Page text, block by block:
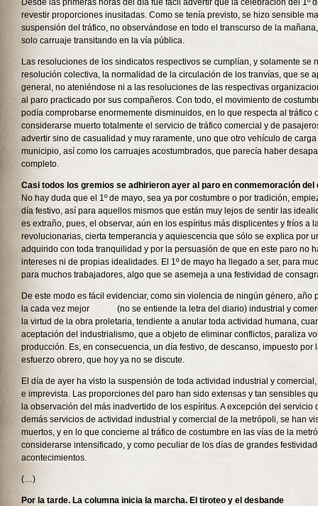
Desde las primeras horas del día fue fácil advertir que la celebración del 1º
revestir proporciones inusitadas. Como se tenía previsto, se hizo sensible
suspensión del tráfico, no observándose en todo el transcurso de la
solo carruaje transitando en la vía pública.
Las resoluciones de los sindicatos respectivos se cumplían, y solamente se
resolución colectiva, la normalidad de la circulación de los tranvías, que se
general, no ateniéndose ni a las resoluciones de las respectivas
al paro practicado por sus compañeros. Con todo, el movimiento de
podía comprobarse enormemente disminuidos, en lo que respecta al tráfico
considerarse muerto totalmente el servicio de tráfico comercial y de
advertir sino de casualidad y muy raramente, uno que otro vehículo de
municipio, así como los carruajes acostumbrados, que parecía haber
completo.
Casi todos los gremios se adhirieron ayer al paro en conmemoración del
No hay duda que el 1º de mayo, sea ya por costumbre o por tradición,
día festivo, así para aquellos mismos que están muy lejos de sentir las
es extraño, pues, el observar, aún en los espíritus más displicentes y fríos a
revolucionarias, cierta temperancia y aquiescencia que sólo se explica por
adquirido con toda tranquilidad y por la persuasión de que en este paro no
intereses ni de propias idealidades. El 1º de mayo ha llegado a ser, para
para muchos trabajadores, algo que se asemeja a una festividad de
De este modo es fácil evidenciar, como sin violencia de ningún género, año
la cada vez mejor (no se entiende la letra del diario) industrial y
la virtud de la obra proletaria, tendiente a anular toda actividad humana,
aceptación del industrialismo, que a objeto de eliminar conflictos, paraliza
producción. Es, en consecuencia, un día festivo, de descanso, impuesto por
esfuerzo obrero, que hoy ya no se discute.
El día de ayer ha visto la suspensión de toda actividad industrial y
e imprevista. Las proporciones del paro han sido extensas y tan sensibles
la observación del más inadvertido de los espíritus. A excepción del servicio
demás servicios de actividad industrial y comercial de la metrópoli, se han
muertos, y en lo que concierne al tráfico de costumbre en las vías de la
considerarse intensificado, y como peculiar de los días de grandes
acontecimientos.
(…)
Por la tarde. La columna inicia la marcha. El tiroteo y el desbande